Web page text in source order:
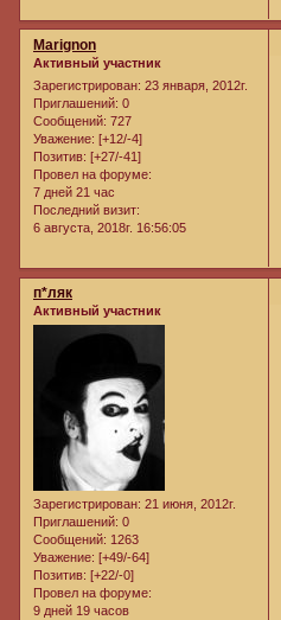
Marignon
Активный участник
Зарегистрирован: 23 января, 2012г.
Приглашений: 0
Сообщений: 727
Уважение: [+12/-4]
Позитив: [+27/-41]
Провел на форуме:
7 дней 21 час
Последний визит:
6 августа, 2018г. 16:56:05
п*ляк
Активный участник
Зарегистрирован: 21 июня, 2012г.
Приглашений: 0
Сообщений: 1263
Уважение: [+49/-64]
Позитив: [+22/-0]
Провел на форуме:
9 дней 19 часов